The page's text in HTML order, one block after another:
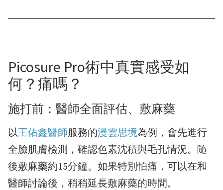
Picosure Pro術中真實感受如
何？痛嗎？
施打前：醫師全面評估、敷麻藥
以王佑鑫醫師服務的漫雲思境為例，會先進行
全臉肌膚檢測，確認色素沈積與毛孔情況。隨
後敷麻藥約15分鐘。如果特別怕痛，可以在和
醫師討論後，稍稍延長敷麻藥的時間。